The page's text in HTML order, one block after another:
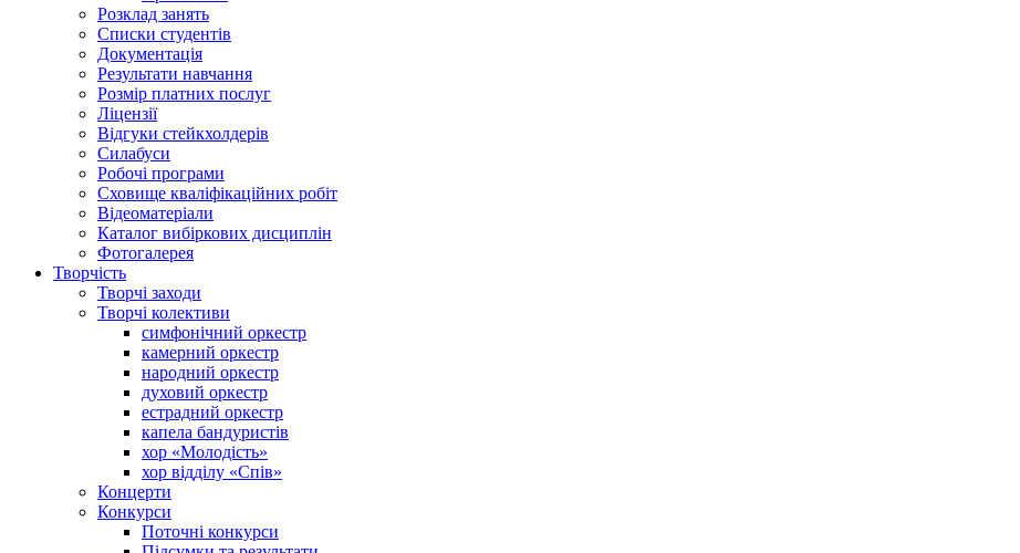
Розклад занять
Списки студентів
Документація
Результати навчання
Розмір платних послуг
Ліцензії
Відгуки стейкхолдерів
Силабуси
Робочі програми
Сховище кваліфікаційних робіт
Відеоматеріали
Каталог вибіркових дисциплін
Фотогалерея
Творчість
Творчі заходи
Творчі колективи
симфонічний оркестр
камерний оркестр
народний оркестр
духовий оркестр
естрадний оркестр
капела бандуристів
хор «Молодість»
хор відділу «Спів»
Концерти
Конкурси
Поточні конкурси